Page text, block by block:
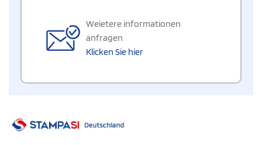
Weietere informationen
anfragen
Klicken Sie hier